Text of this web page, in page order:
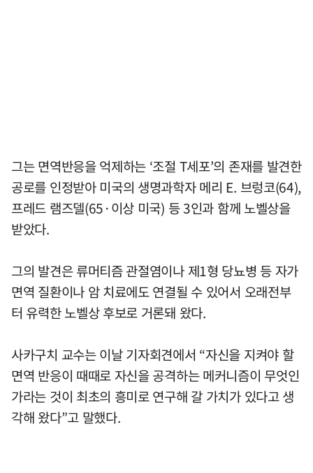
그는 면역반응을 억제하는 ‘조절 T세포’의 존재를 발견한
공로를 인정받아 미국의 생명과학자 메리 E. 브렁코(64),
프레드 램즈델(65·이상 미국) 등 3인과 함께 노벨상을
받았다.
그의 발견은 류머티즘 관절염이나 제1형 당뇨병 등 자가
면역 질환이나 암 치료에도 연결될 수 있어서 오래전부
터 유력한 노벨상 후보로 거론돼 왔다.
사카구치 교수는 이날 기자회견에서 “자신을 지켜야 할
면역 반응이 때때로 자신을 공격하는 메커니즘이 무엇인
가라는 것이 최초의 흥미로 연구해 갈 가치가 있다고 생
각해 왔다”고 말했다.